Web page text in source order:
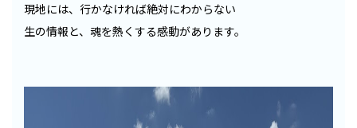
現地には、行かなければ絶対にわからない
生の情報と、魂を熱くする感動があります。